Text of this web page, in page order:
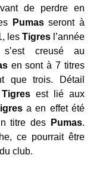
de perdre en
Pumasseront à
les Tigres l’année
s’est creusé au
en sont à 7 titres
que trois. Détail
Tigres est lié aux
a en effet été
titre des
Pumas.
ce pourrait être
club.